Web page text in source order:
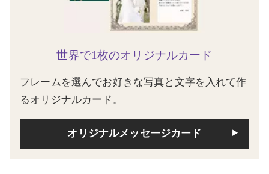
世界で1枚のオリジナルカード
フレームを選んでお好きな写真と文字を入れて作
るオリジナルカード。
オリジナルメッセージカード